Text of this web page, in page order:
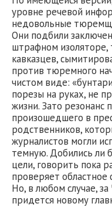
уровне речевой
недовольные
Они подбили
штрафном изоляторе,
кавказцев,
против тюремного
чистом виде:
порезы на руках, не
жизни. Зато резонанс
произошедшего в
родственников,
журналистов могли
темную. Добились ли
цели, говорить пока
проверяет
Но, в любом случае,
придется новому